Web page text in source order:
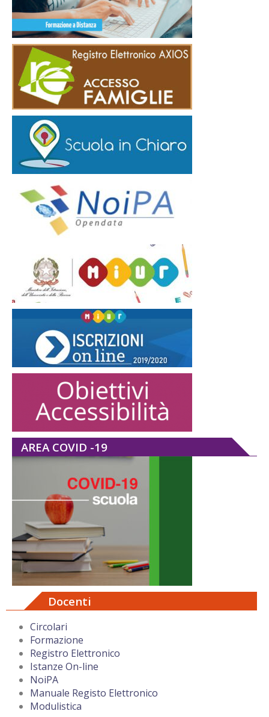
AREA COVID -19
Docenti
Circolari
Formazione
Registro Elettronico
Istanze On-line
NoiPA
Manuale Registo Elettronico
Modulistica